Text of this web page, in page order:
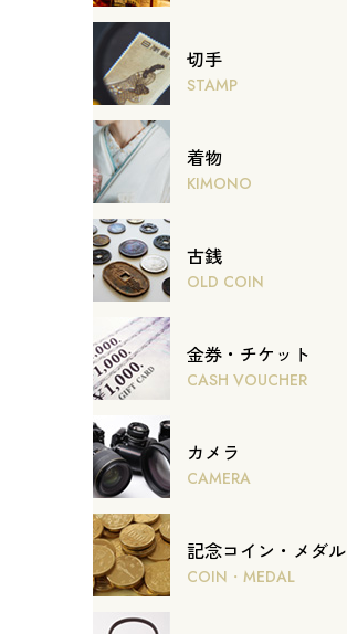
切手
STAMP
着物
KIMONO
古銭
OLD COIN
金券・チケット
CASH VOUCHER
カメラ
CAMERA
記念コイン・メダル
COIN・MEDAL